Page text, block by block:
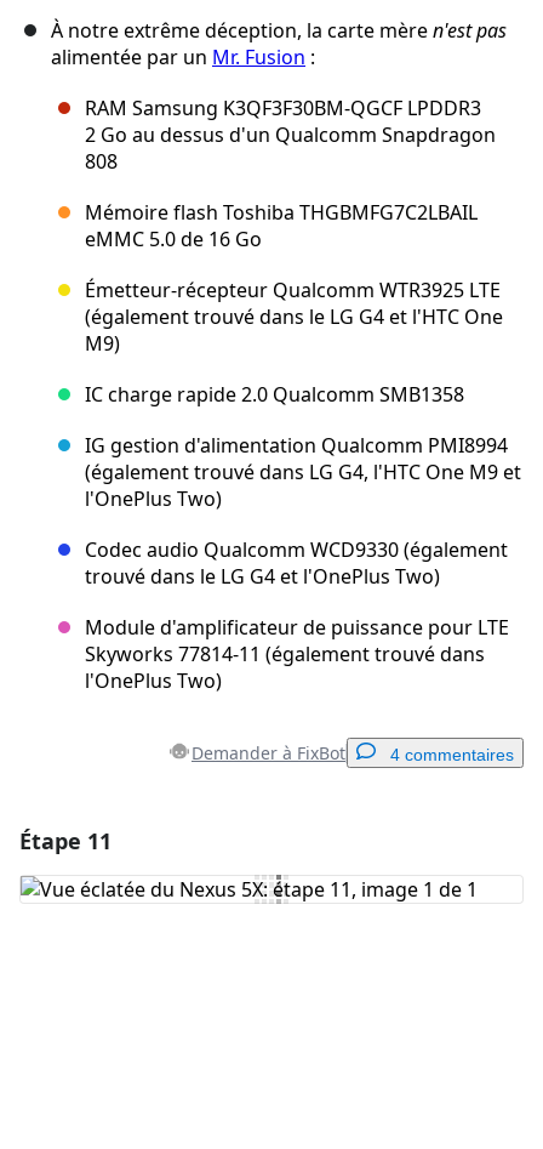
À notre extrême déception, la carte mèren'est pas
alimentée par un Mr. Fusion :
RAM Samsung K3QF3F30BM-QGCF LPDDR3
2 Go au dessus d'un Qualcomm Snapdragon
808
Mémoire flash Toshiba THGBMFG7C2LBAIL
eMMC 5.0 de 16 Go
Émetteur-récepteur Qualcomm WTR3925 LTE
(également trouvé dans le LG G4 et l'HTC One
M9)
IC charge rapide 2.0 Qualcomm SMB1358
IG gestion d'alimentation Qualcomm PMI8994
(également trouvé dans LG G4, l'HTC One M9 et
l'OnePlus Two)
Codec audio Qualcomm WCD9330 (également
trouvé dans le LG G4 et l'OnePlus Two)
Module d'amplificateur de puissance pour LTE
Skyworks 77814-11 (également trouvé dans
l'OnePlus Two)
Demander à FixBot 4 commentaires
Ajouter un commentaire
Étape 11